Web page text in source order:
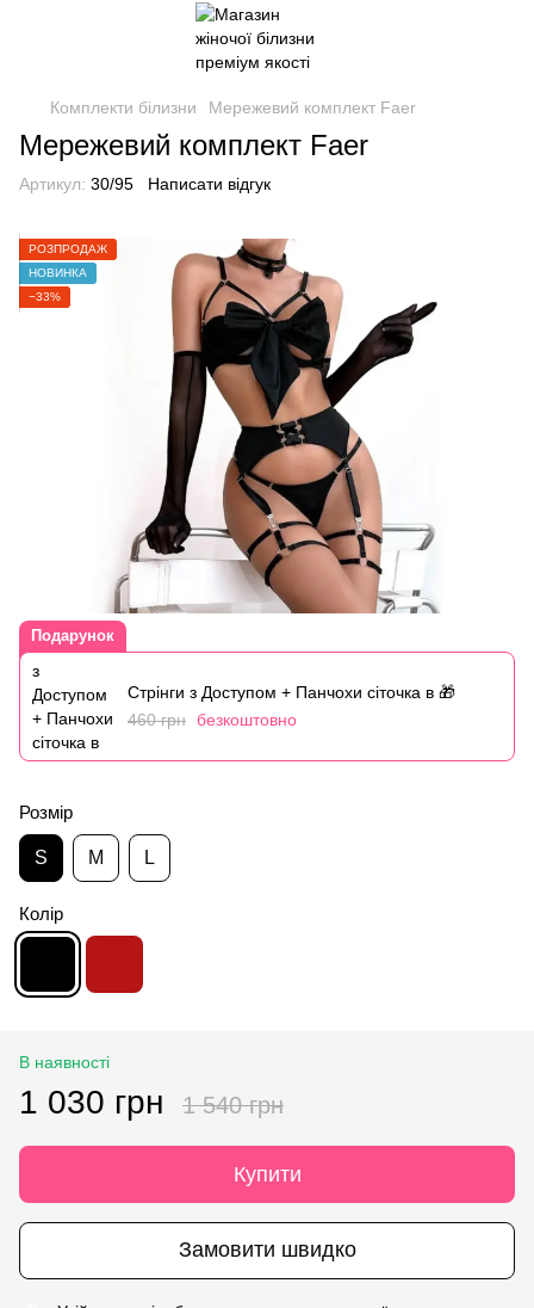
Комплекти білизни Мережевий комплект Faer
Мережевий комплект Faer
Артикул: 30/95 Написати відгук
РОЗПРОДАЖ
НОВИНКА
−33%
Подарунок
Стрінги з Доступом + Панчохи сіточка в 🎁
460 грн безкоштовно
Розмір
S M L
Колір
В наявності
1 030 грн 1 540 грн
Купити
Замовити швидко